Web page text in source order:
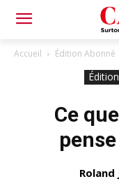
Accueil Édition Abonné
Ce
Roland